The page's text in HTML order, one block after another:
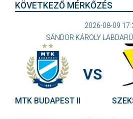
KÖVETKEZŐ MÉRKŐZÉS
2026-08-09
SÁNDOR KÁROLY
MTK BUDAPEST II
VS